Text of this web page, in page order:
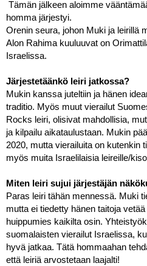
Tämän jälkeen aloimme
homma järjestyi.
Orenin seura, johon Muki ja leirillä
Alon Rahima kuuluuvat on
Israelissa.
Järjestetäänkö leiri jatkossa?
Mukin kanssa juteltiin ja hänen
traditio. Myös muut vierailut
Rocks leiri, olisivat mahdollisia,
ja kilpailu aikataulustaan. Mukin
2020, mutta vierailuita on kutenkin
myös muita Israelilaisia leireille/
Miten leiri sujui järjestäjän
Paras leiri tähän mennessä. Muki
mutta ei tiedetty hänen taitoja
huippumies kaikilta osin.
suomalaisten vierailut Israelissa,
hyvä jatkaa. Tätä hommaahan
että leiriä arvostetaan laajalti!